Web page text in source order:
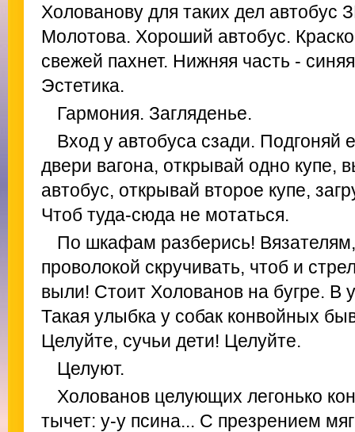
Холованову для таких дел
Молотова. Хороший автобус.
свежей пахнет. Нижняя часть -
Эстетика.
Гармония. Загляденье.
Вход у автобуса сзади. Подгоняй
двери вагона, открывай одно купе,
автобус, открывай второе купе,
Чтоб туда-сюда не мотаться.
По шкафам разберись!
проволокой скручивать, чтоб и
выли! Стоит Холованов на бугре. В
Такая улыбка у собак конвойных
Целуйте, сучьи дети! Целуйте.
Целуют.
Холованов целующих легонько
тычет: у-у псина... С презрением